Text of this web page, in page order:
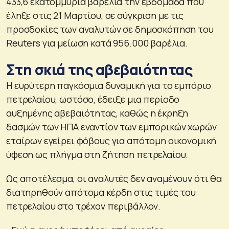
έληξε στις 21 Μαρτίου, σε σύγκριση με τις
προσδοκίες των αναλυτών σε δημοσκόπηση του
Reuters για μείωση κατά 956.000 βαρέλια.
Στη σκιά της αβεβαιότητας
Η ευρύτερη παγκόσμια δυναμική για το εμπόριο
πετρελαίου, ωστόσο, έδειξε μια περίοδο
αυξημένης αβεβαιότητας, καθώς η έκρηξη
δασμών των ΗΠΑ εναντίον των εμπορικών χωρών
εταίρων εγείρει φόβους για απότομη οικονομική
ύφεση ως πλήγμα στη ζήτηση πετρελαίου.
Ως αποτέλεσμα, οι αναλυτές δεν αναμένουν ότι θα
διατηρηθούν απότομα κέρδη στις τιμές του
πετρελαίου στο τρέχον περιβάλλον.